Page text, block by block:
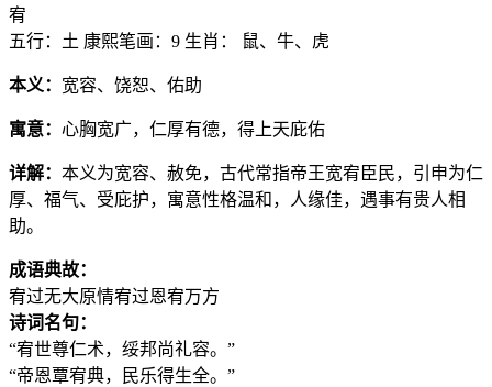
宥
五行：土 康熙笔画：9 生肖： 鼠、牛、虎
本义： 宽容、饶恕、佑助
寓意： 心胸宽广，仁厚有德，得上天庇佑
详解： 本义为宽容、赦免，古代常指帝王宽宥臣民，引申为仁
厚、福气、受庇护，寓意性格温和，人缘佳，遇事有贵人相
助。
成语典故：
宥过无大原情宥过恩宥万方
诗词名句：
“宥世尊仁术，绥邦尚礼容。”
“帝恩覃宥典，民乐得生全。”